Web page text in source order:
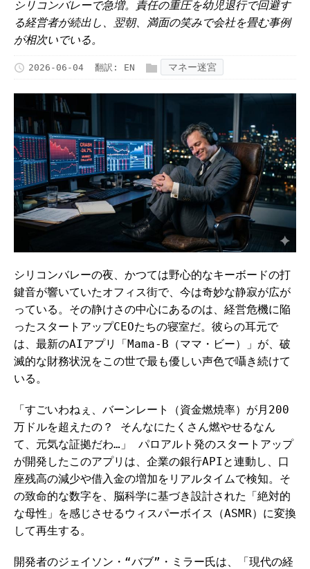
シリコンバレーで急増。責任の重圧を幼児退行で回避す
る経営者が続出し、翌朝、満面の笑みで会社を畳む事例
が相次いでいる。
2026-06-04 翻訳: EN マネー迷宮
シリコンバレーの夜、かつては野心的なキーボードの打
鍵音が響いていたオフィス街で、今は奇妙な静寂が広が
っている。その静けさの中心にあるのは、経営危機に陥
ったスタートアップCEOたちの寝室だ。彼らの耳元で
は、最新のAIアプリ「Mama-B（ママ・ビー）」が、破
滅的な財務状況をこの世で最も優しい声色で囁き続けて
いる。
「すごいわねぇ、バーンレート（資金燃焼率）が月200
万ドルを超えたの？ そんなにたくさん燃やせるなん
て、元気な証拠だわ…」 パロアルト発のスタートアップ
が開発したこのアプリは、企業の銀行APIと連動し、口
座残高の減少や借入金の増加をリアルタイムで検知。そ
の致命的な数字を、脳科学に基づき設計された「絶対的
な母性」を感じさせるウィスパーボイス（ASMR）に変換
して再生する。
開発者のジェイソン・“バブ”・ミラー氏は、「現代の経